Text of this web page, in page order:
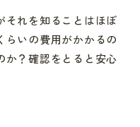
それを知ることはほぼ
らいの費用がかかるの
か？確認をとると安心